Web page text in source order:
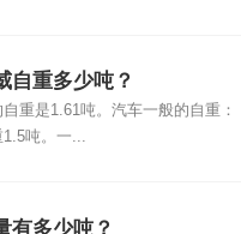
自重多少吨？
重是1.61吨。汽车一般的自重：
吨。一...
有多少吨？